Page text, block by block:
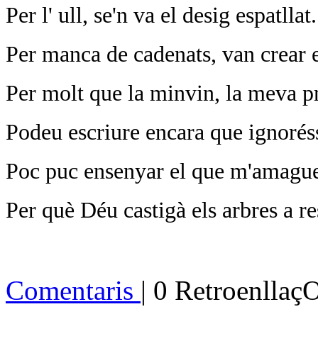
Per l' ull, se'n va el desig espatllat.
Per manca de cadenats, van crear
Per molt que la minvin, la meva
Podeu escriure encara que
Poc puc ensenyar el que
Per què Déu castigà els arbres a
Comentaris | 0